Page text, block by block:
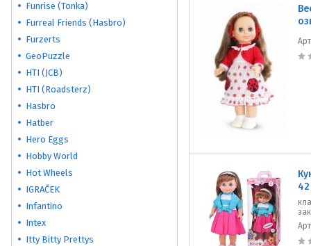
Funrise (Tonka)
Furreal Friends (Hasbro)
Furzerts
GeoPuzzle
HTI (JCB)
HTI (Roadsterz)
Hasbro
Hatber
Hero Eggs
Hobby World
Hot Wheels
IGRAČEK
Infantino
Intex
Itty Bitty Prettys